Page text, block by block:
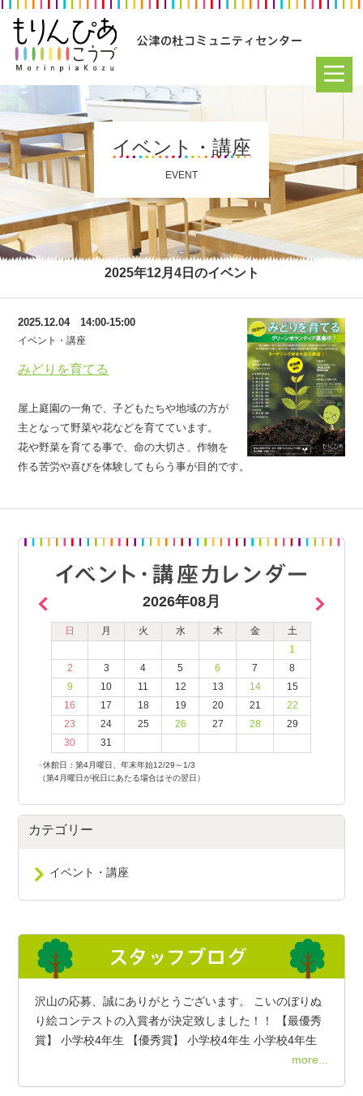
イベント・講座
EVENT
2025年12月4日のイベント
みどりを育てる
2025.12.04 14:00-15:00
イベント・講座
屋上庭園の一角で、子どもたちや地域の方が
主となって野菜や花などを育てています。
花や野菜を育てる事で、命の大切さ、作物を
作る苦労や喜びを体験してもらう事が目的です。
2026年08月
日 月 火 水 木 金
土
1
2
3 4 5 6 7
8
9
10 11 12 13 14
15
16
17 18 19 20 21
22
23
24 25 26 27 28
29
30
31
●休館日：第4月曜日、年末年始12/29～1/3
（第4月曜日が祝日にあたる場合はその翌日）
カテゴリー
イベント・講座
沢山の応募、誠にありがとうございます。 こいのぼりぬ
り絵コンテストの入賞者が決定致しました！！ 【最優秀
賞】 小学校4年生 【優秀賞】 小学校4年生 小学校4年生
more...